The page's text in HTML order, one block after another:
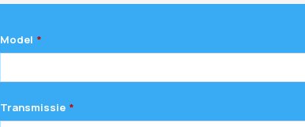
Model *
Transmissie *